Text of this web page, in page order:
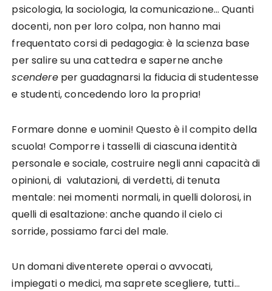
psicologia, la sociologia, la comunicazione… Quanti
docenti, non per loro colpa, non hanno mai
frequentato corsi di pedagogia: è la scienza base
per salire su una cattedra e saperne anche
scendereper guadagnarsi la fiducia di studentesse
e studenti, concedendo loro la propria!
Formare donne e uomini! Questo è il compito della
scuola! Comporre i tasselli di ciascuna identità
personale e sociale, costruire negli anni capacità di
opinioni, di valutazioni, di verdetti, di tenuta
mentale: nei momenti normali, in quelli dolorosi, in
quelli di esaltazione: anche quando il cielo ci
sorride, possiamo farci del male.
Un domani diventerete operai o avvocati,
impiegati o medici, ma saprete scegliere, tutti…